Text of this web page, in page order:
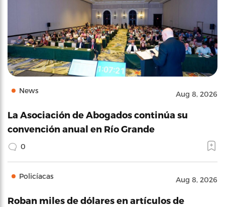
News Aug 8, 2026
La Asociación de Abogados continúa su
convención anual en Río Grande
0
Policíacas Aug 8, 2026
Roban miles de dólares en artículos de